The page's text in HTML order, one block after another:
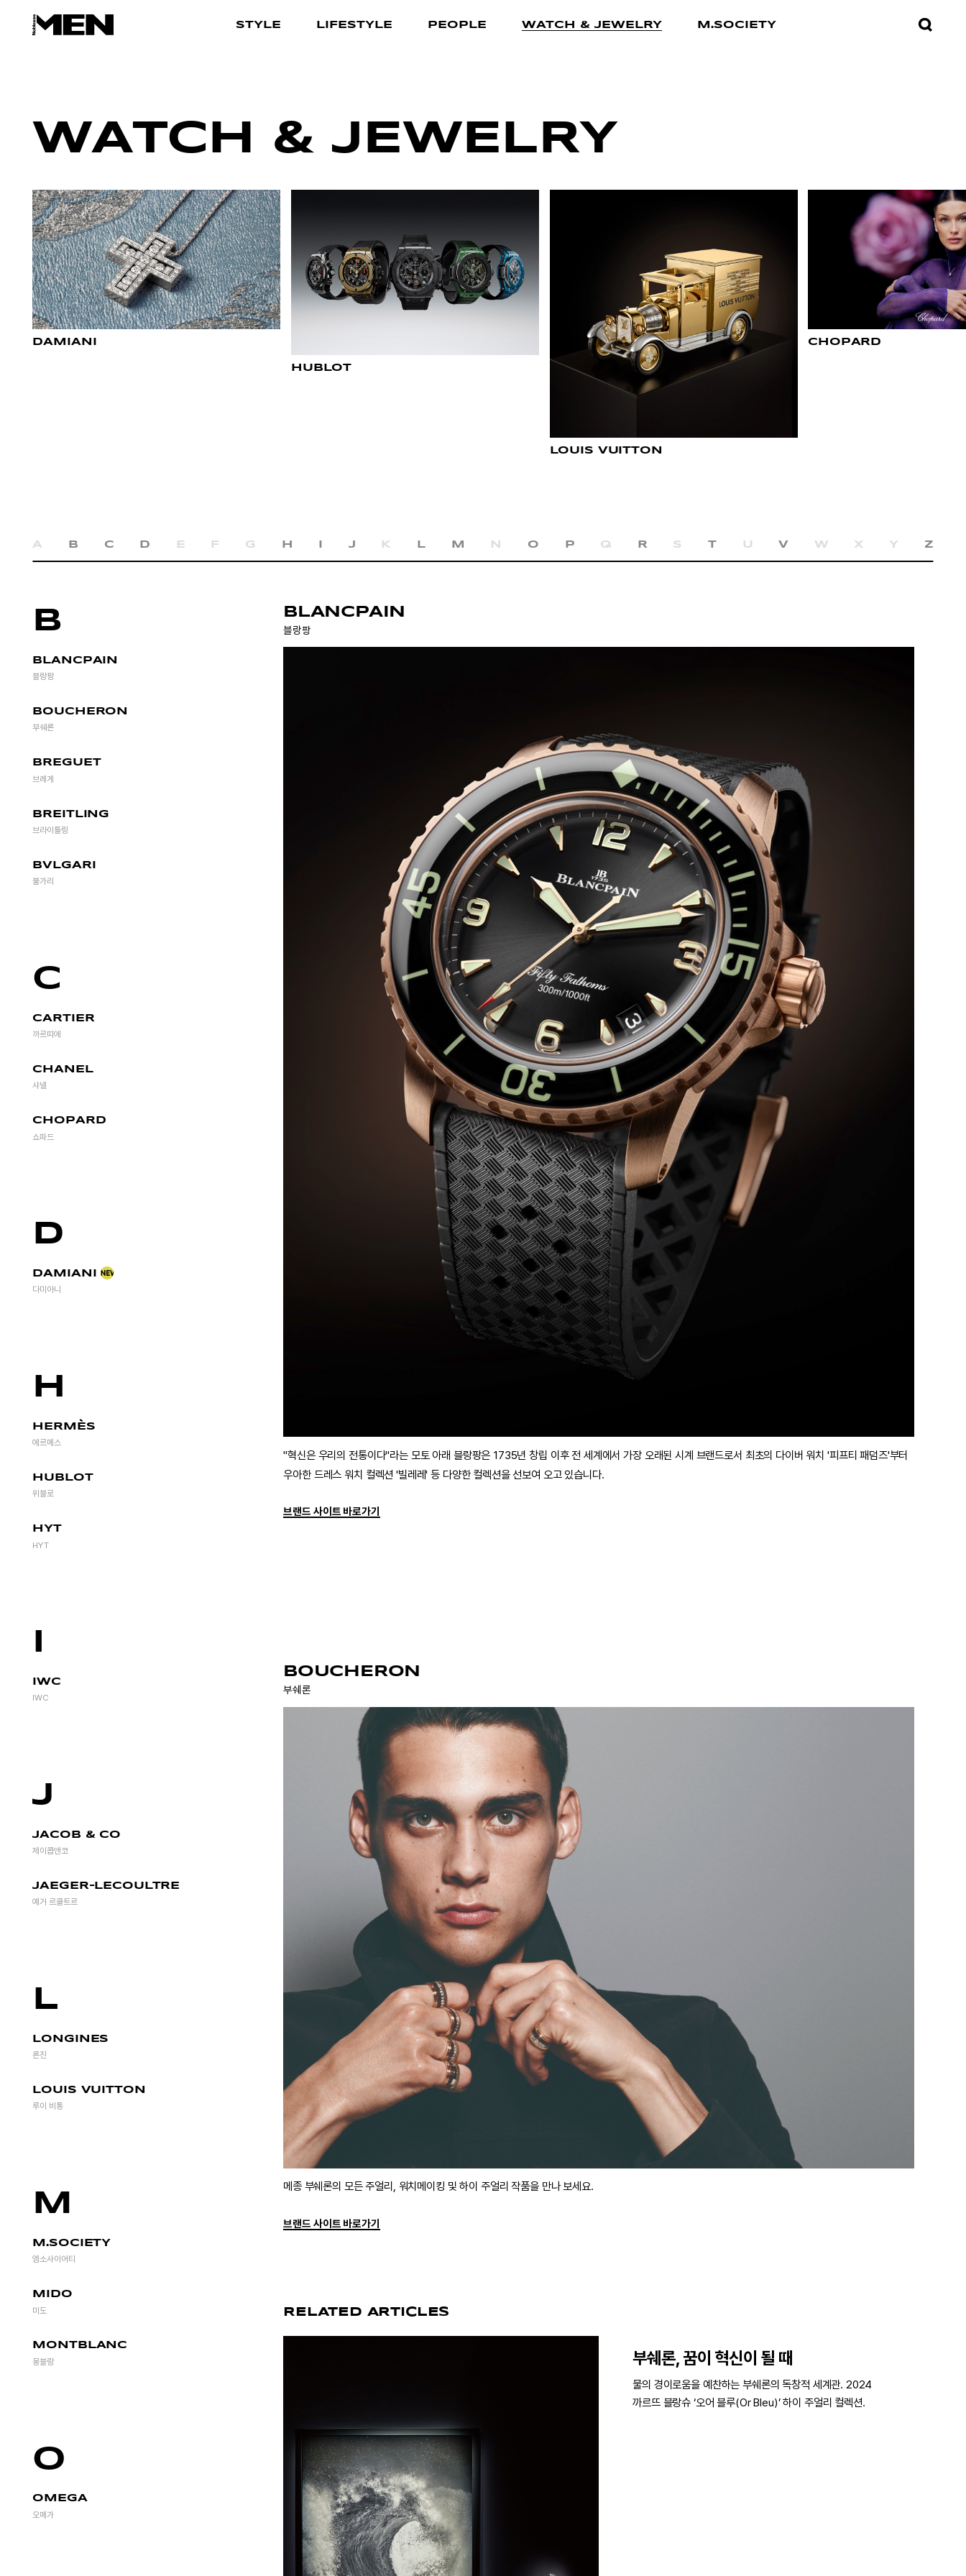
STYLE LIFESTYLE PEOPLE WATCH & JEWELRY M.SOCIETY
WATCH & JEWELRY
DAMIANI
HUBLOT
LOUIS VUITTON
CHOPARD
A B C D E F G H I J K L M N O P Q R S T U V W X Y Z
B
BLANCPAIN
블랑팡
BOUCHERON
부쉐론
BREGUET
브레게
BREITLING
브라이틀링
BVLGARI
불가리
C
CARTIER
까르띠에
CHANEL
샤넬
CHOPARD
쇼파드
D
DAMIANI
다미아니
H
HERMÈS
에르메스
HUBLOT
위블로
HYT
HYT
I
IWC
IWC
J
JACOB & CO
제이콥앤코
JAEGER-LECOULTRE
예거 르쿨트르
L
LONGINES
론진
LOUIS VUITTON
루이 비통
M
M.SOCIETY
엠소사이어티
MIDO
미도
MONTBLANC
몽블랑
O
OMEGA
오메가
BLANCPAIN
블랑팡
"혁신은 우리의 전통이다"라는 모토 아래 블랑팡은 1735년 창립 이후 전 세계에서 가장 오래된 시계 브랜드로서 최초의 다이버 워치 '피프티 패덤즈'부터
우아한 드레스 워치 컬렉션 '빌레레' 등 다양한 컬렉션을 선보여 오고 있습니다.
브랜드 사이트 바로가기
BOUCHERON
부쉐론
메종 부쉐론의 모든 주얼리, 워치메이킹 및 하이 주얼리 작품을 만나 보세요.
브랜드 사이트 바로가기
RELATED ARTICLES
부쉐론, 꿈이 혁신이 될 때
물의 경이로움을 예찬하는 부쉐론의 독창적 세계관. 2024
까르뜨 블랑슈 ‘오어 블루(Or Bleu)’ 하이 주얼리 컬렉션.